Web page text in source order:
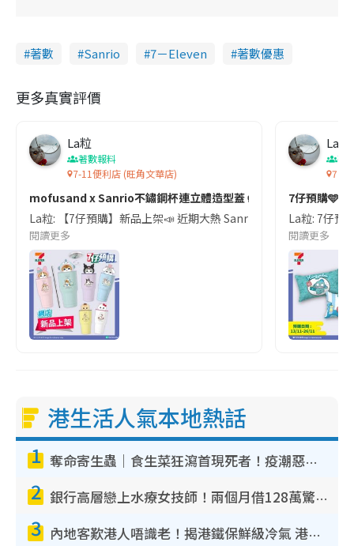
著數 Sanrio 7－Eleven 著數優惠
更多真實評價
La粒
著數報料
7-11便利店 (旺角文華店)
mofusand x Sanrio不鏽鋼杯連立體造型蓋🥤
La粒: 【7仔預購】新品上架📣 近期大熱 Sanrio 不鏽鋼杯連立
閱讀更多
La粒
著
7
7仔預購🩵水
La粒: 7仔預
閱讀更多
港生活人氣本地熱話
1 奪命寄生蟲｜食生菜狂瀉首現死者！疫潮惡化錄1.8萬宗病例 揭洗菜3大謬誤
2 銀行高層戀上水療女技師！兩個月借128萬驚覺「沉船」沉落火海 揭背後疑似邪教操控賣淫
3 內地客歎港人唔識老！揭港鐵保鮮級冷氣 港人求放過：咪投訴